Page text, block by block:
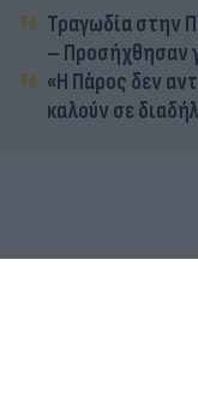
Τραγωδία στην
– Προσήχθησαν
«Η Πάρος δεν
καλούν σε